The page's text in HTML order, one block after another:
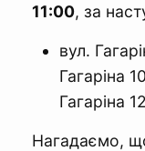
11:00, за
вул.
Гагаріна
Гагаріна
Нагадаємо,